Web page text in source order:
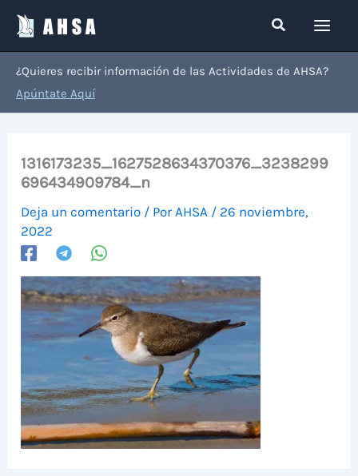
contenido
Buscar
¿Quieres recibir información de las Actividades de AHSA?
Apúntate Aquí
1316173235_1627528634370376_3238299
696434909784_n
Deja un comentario / Por AHSA / 26 noviembre,
2022